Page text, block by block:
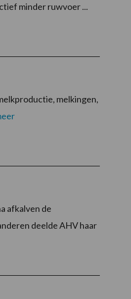
minder ruwvoer ...
melkingen,
afkalven de
deelde AHV haar